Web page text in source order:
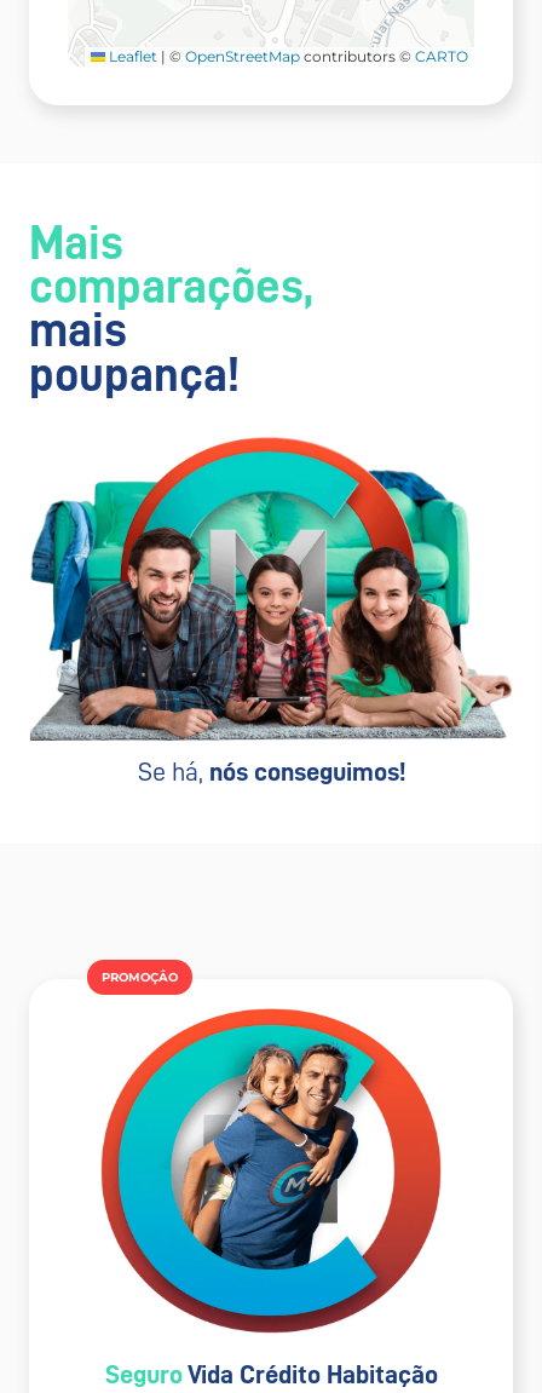
Leaflet | © OpenStreetMap contributors © CARTO
Mais
comparações,
mais
poupança!
Se há, nós conseguimos!
PROMOÇÂO
SeguroVida Crédito Habitação